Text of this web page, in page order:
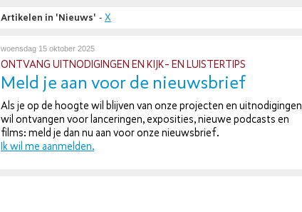
Artikelen in 'Nieuws' - X
woensdag 15 oktober 2025
ONTVANG UIT­NO­DI­GIN­GEN EN KIJK- EN LUIS­TER­TIPS
Meld je aan voor de nieuws­brief
Als je op de hoogte wil blijven van onze projecten en uit­no­di­gin­gen
wil ontvangen voor lan­ce­rin­gen, ex­po­si­ties, nieuwe podcasts en
films: meld je dan nu aan voor onze nieuws­brief.
Ik wil me aanmelden.